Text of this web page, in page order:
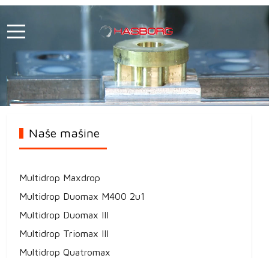
Naše mašine
Multidrop Maxdrop
Multidrop Duomax M400 2u1
Multidrop Duomax III
Multidrop Triomax III
Multidrop Quatromax